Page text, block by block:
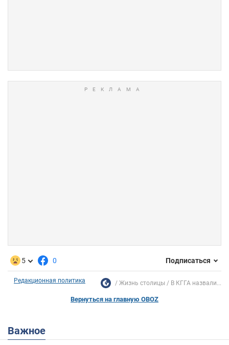
5 0 Подписаться
Редакционная политика Жизнь столицы В КГГА назвали...
Вернуться на главную OBOZ
Важное